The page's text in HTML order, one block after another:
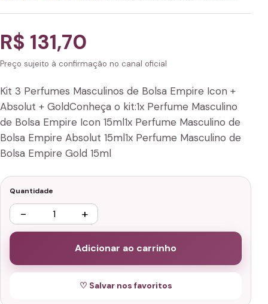
R$ 131,70
Preço sujeito à confirmação no canal oficial
Kit 3 Perfumes Masculinos de Bolsa Empire Icon +
Absolut + GoldConheça o kit:1x Perfume Masculino
de Bolsa Empire Icon 15ml1x Perfume Masculino de
Bolsa Empire Absolut 15ml1x Perfume Masculino de
Bolsa Empire Gold 15ml
Quantidade
− +
Adicionar ao carrinho
♡ Salvar nos favoritos